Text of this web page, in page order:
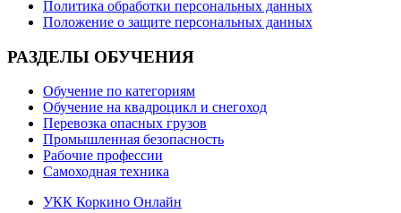
Политика обработки персональных данных
Положение о защите персональных данных
РАЗДЕЛЫ ОБУЧЕНИЯ
Обучение по категориям
Обучение на квадроцикл и снегоход
Перевозка опасных грузов
Промышленная безопасность
Рабочие профессии
Самоходная техника
УКК Коркино Онлайн